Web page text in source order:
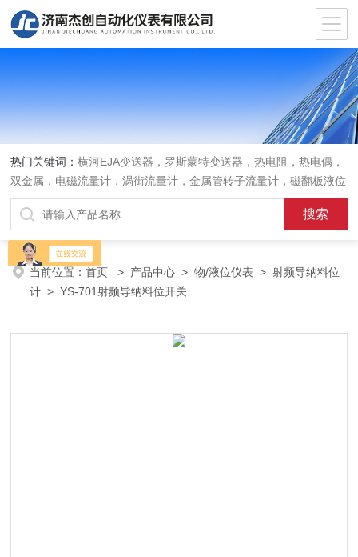
热门关键词：横河EJA变送器，罗斯蒙特变送器，热电阻，热电偶，
双金属，电磁流量计，涡街流量计，金属管转子流量计，磁翻板液位
计，超声波液位计
当前位置：首页 > 产品中心 >物/液位仪表 >射频导纳料位
计 > YS-701射频导纳料位开关